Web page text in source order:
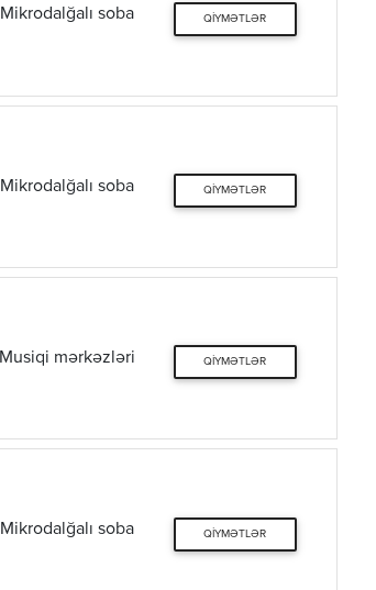
Mikrodalğalı soba QIYMƏTLƏR
Mikrodalğalı soba QIYMƏTLƏR
Musiqi mərkəzləri QIYMƏTLƏR
Mikrodalğalı soba QIYMƏTLƏR